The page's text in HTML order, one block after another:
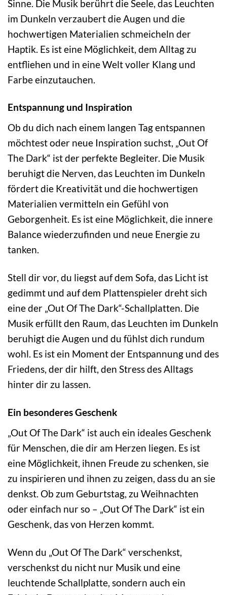
Sinne. Die Musik berührt die Seele, das Leuchten
im Dunkeln verzaubert die Augen und die
hochwertigen Materialien schmeicheln der
Haptik. Es ist eine Möglichkeit, dem Alltag zu
entfliehen und in eine Welt voller Klang und
Farbe einzutauchen.
Entspannung und Inspiration
Ob du dich nach einem langen Tag entspannen
möchtest oder neue Inspiration suchst, „Out Of
The Dark“ ist der perfekte Begleiter. Die Musik
beruhigt die Nerven, das Leuchten im Dunkeln
fördert die Kreativität und die hochwertigen
Materialien vermitteln ein Gefühl von
Geborgenheit. Es ist eine Möglichkeit, die innere
Balance wiederzufinden und neue Energie zu
tanken.
Stell dir vor, du liegst auf dem Sofa, das Licht ist
gedimmt und auf dem Plattenspieler dreht sich
eine der „Out Of The Dark“-Schallplatten. Die
Musik erfüllt den Raum, das Leuchten im Dunkeln
beruhigt die Augen und du fühlst dich rundum
wohl. Es ist ein Moment der Entspannung und des
Friedens, der dir hilft, den Stress des Alltags
hinter dir zu lassen.
Ein besonderes Geschenk
„Out Of The Dark“ ist auch ein ideales Geschenk
für Menschen, die dir am Herzen liegen. Es ist
eine Möglichkeit, ihnen Freude zu schenken, sie
zu inspirieren und ihnen zu zeigen, dass du an sie
denkst. Ob zum Geburtstag, zu Weihnachten
oder einfach nur so – „Out Of The Dark“ ist ein
Geschenk, das von Herzen kommt.
Wenn du „Out Of The Dark“ verschenkst,
verschenkst du nicht nur Musik und eine
leuchtende Schallplatte, sondern auch ein